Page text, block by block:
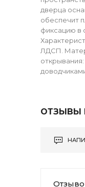
дверца
обеспечит
фиксацию в
ЛДСП.
ОТЗЫВЫ